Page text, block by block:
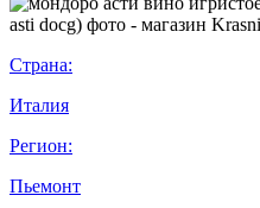
Страна:
Италия
Регион:
Пьемонт